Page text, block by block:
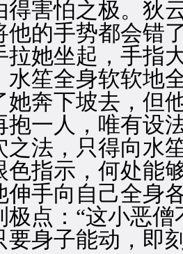
得害怕之极。狄
他的手势都会错
坐起，手指大
水笙全身软软地
她奔下坡去，但
抱一人，唯有设
之法，只得向水
色指示，何处能
向自己全身各
极点：“这小恶
要身子能动，即